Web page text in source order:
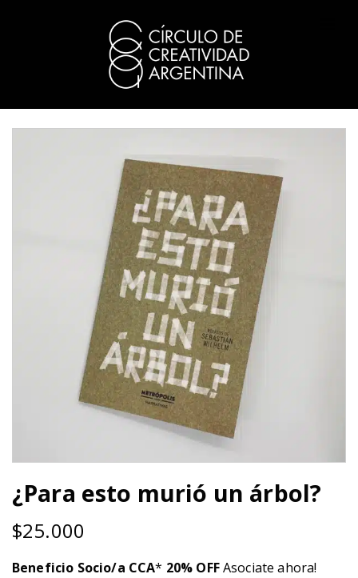
¿Para esto murió un árbol?
$25.000
Beneficio Socio/a CCA* 20% OFFAsociate ahora!